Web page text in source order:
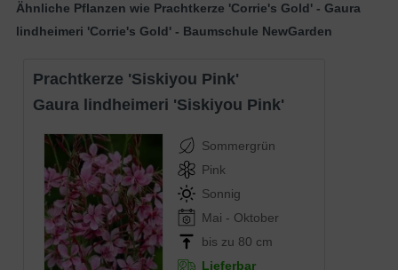
Wuchshöhe
bis zu 80 cm
Sommergrün, lanzettlich, grüngelb
Frucht
Kapseln
Blüte
Weiß, einfach, in rispenartigen
Blütenständen, rundliche Blütenform
Wurzeln
Rhizom
Boden
Trockene, gut durchlässige und neutrale
Untergründe
Standort
Sonnig
Pflanzen pro
m²
6
Die Gaura lindheimeri 'Corrie's Gold'
(Prachtkerze 'Corrie's Gold') setzt durch
Ähnliche Pflanzen wie Prachtkerze 'Corrie's Gold' - Gaura
lindheimeri 'Corrie's Gold' - Baumschule NewGarden
Prachtkerze 'Siskiyou Pink'
Gaura lindheimeri 'Siskiyou Pink'
Sommergrün
Pink
Sonnig
Mai - Oktober
bis zu 80 cm
Lieferbar